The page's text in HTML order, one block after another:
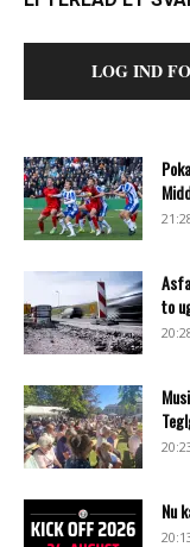
LOG IND
to
Nu